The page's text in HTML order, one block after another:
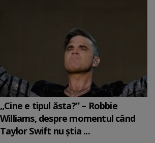
„Cine e tipul ăsta?” – Robbie
Williams, despre momentul când
Taylor Swift nu știa ...